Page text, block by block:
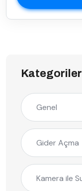
Kategoriler
Genel
Gider Açma
Kamera ile